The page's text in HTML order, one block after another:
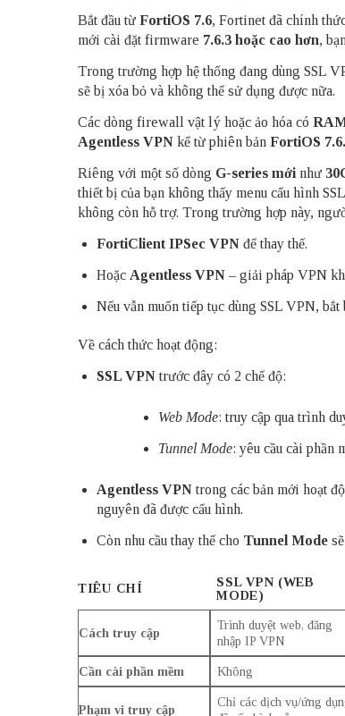
Bắt đầu từ FortiOS 7.6, Fortinet đã chính
mới cài đặt firmware 7.6.3 hoặc cao hơn,
Trong trường hợp hệ thống đang dùng SSL
sẽ bị xóa bỏ và không thể sử dụng được nữa.
Các dòng firewall vật lý hoặc ảo hóa có
Agentless VPN kể từ phiên bản FortiOS
Riêng với một số dòng G-series mới như
thiết bị của bạn không thấy menu cấu hình
không còn hỗ trợ. Trong trường hợp này,
FortiClient IPSec VPNđể thay thế.
Hoặc Agentless VPN– giải pháp VPN
Nếu vẫn muốn tiếp tục dùng SSL VPN,
Về cách thức hoạt động:
SSL VPNtrước đây có 2 chế độ:
Web Mode: truy cập qua trình
Tunnel Mode: yêu cầu cài phần
Agentless VPNtrong các bản mới hoạt
nguyên đã được cấu hình.
Còn nhu cầu thay thế cho Tunnel Modesẽ
TIÊU CHÍ
SSL VPN (WEB
MODE)
Cách truy cập
Trình duyệt web, đăng
nhập IP VPN
Cần cài phần mềm Không
Phạm vi truy cập
Chỉ các dịch vụ/ứng